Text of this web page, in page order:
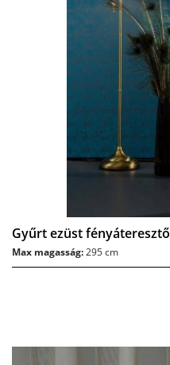
Gyűrt ezüst fényáteresztő
Max magasság:295 cm